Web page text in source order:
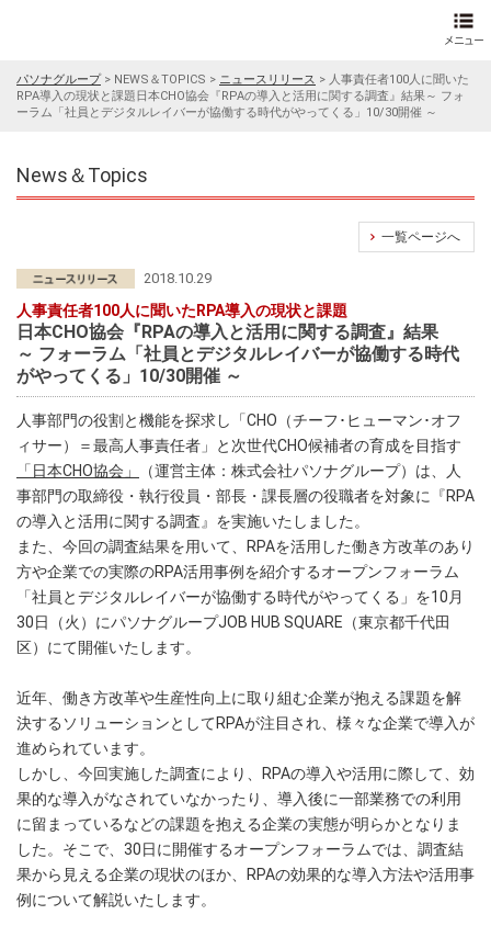
パソナグループ> NEWS＆TOPICS > ニュースリリース > 人事責任者100人に聞いた
RPA導入の現状と課題日本CHO協会『RPAの導入と活用に関する調査』結果～ フォ
ーラム「社員とデジタルレイバーが協働する時代がやってくる」10/30開催 ～
News＆Topics
一覧ページへ
2018.10.29
人事責任者100人に聞いたRPA導入の現状と課題
日本CHO協会『RPAの導入と活用に関する調査』結果
～ フォーラム「社員とデジタルレイバーが協働する時代
がやってくる」10/30開催 ～
人事部門の役割と機能を探求し「CHO（チーフ･ヒューマン･オフ
ィサー）＝最高人事責任者」と次世代CHO候補者の育成を目指す
「日本CHO協会」
（運営主体：株式会社パソナグループ）は、人
事部門の取締役・執行役員・部長・課長層の役職者を対象に『RPA
の導入と活用に関する調査』を実施いたしました。
また、今回の調査結果を用いて、RPAを活用した働き方改革のあり
方や企業での実際のRPA活用事例を紹介するオープンフォーラム
「社員とデジタルレイバーが協働する時代がやってくる」を10月
30日（火）にパソナグループJOB HUB SQUARE（東京都千代田
区）にて開催いたします。
近年、働き方改革や生産性向上に取り組む企業が抱える課題を解
決するソリューションとしてRPAが注目され、様々な企業で導入が
進められています。
しかし、今回実施した調査により、RPAの導入や活用に際して、効
果的な導入がなされていなかったり、導入後に一部業務での利用
に留まっているなどの課題を抱える企業の実態が明らかとなりま
した。そこで、30日に開催するオープンフォーラムでは、調査結
果から見える企業の現状のほか、RPAの効果的な導入方法や活用事
例について解説いたします。